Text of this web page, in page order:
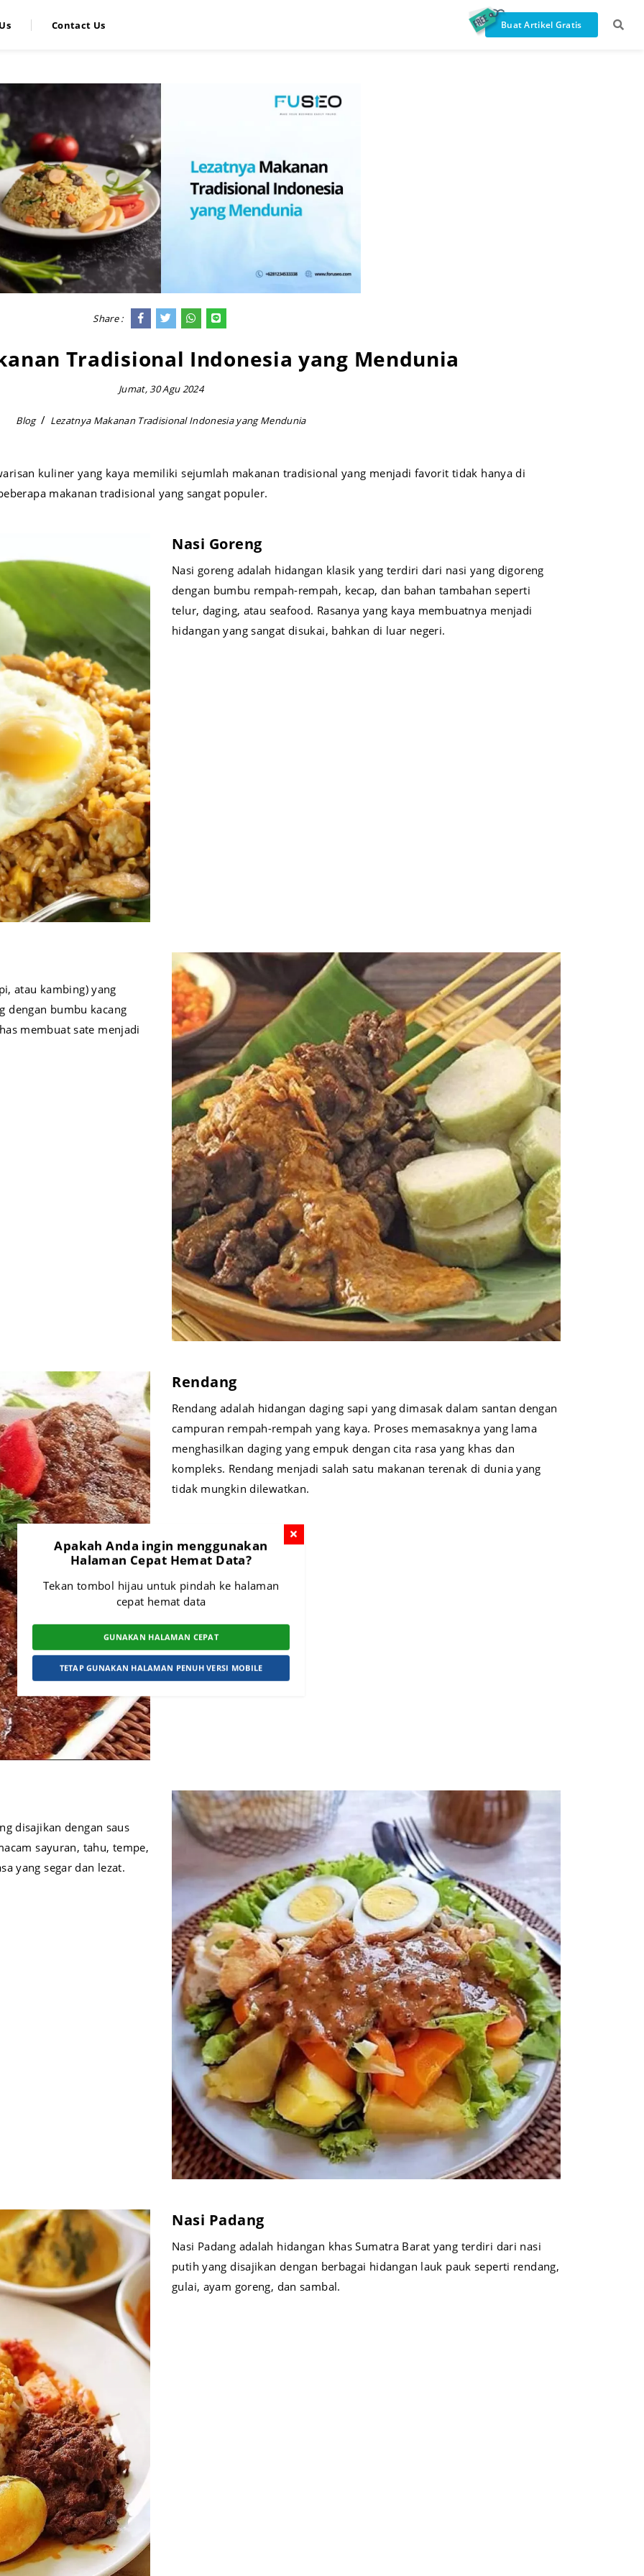
Apakah Anda ingin menggunakan
Halaman Cepat Hemat Data?
Tekan tombol hijau untuk pindah ke halaman
cepat hemat data
GUNAKAN HALAMAN CEPAT
TETAP GUNAKAN HALAMAN PENUH VERSI MOBILE
Contact Us Buat Artikel Gratis
Share :
Tradisional Indonesia yang Mendunia
Jumat, 30 Agu 2024
Blog Lezatnya Makanan Tradisional Indonesia yang Mendunia
kuliner yang kaya memiliki sejumlah makanan tradisional yang menjadi favorit tidak hanya di
makanan tradisional yang sangat populer.
Nasi Goreng
Nasi goreng adalah hidangan klasik yang terdiri dari nasi yang digoreng
dengan bumbu rempah-rempah, kecap, dan bahan tambahan seperti
telur, daging, atau seafood. Rasanya yang kaya membuatnya menjadi
hidangan yang sangat disukai, bahkan di luar negeri.
atau kambing) yang
dengan bumbu kacang
membuat sate menjadi
Rendang
Rendang adalah hidangan daging sapi yang dimasak dalam santan dengan
campuran rempah-rempah yang kaya. Proses memasaknya yang lama
menghasilkan daging yang empuk dengan cita rasa yang khas dan
kompleks. Rendang menjadi salah satu makanan terenak di dunia yang
tidak mungkin dilewatkan.
disajikan dengan saus
sayuran, tahu, tempe,
yang segar dan lezat.
Nasi Padang
Nasi Padang adalah hidangan khas Sumatra Barat yang terdiri dari nasi
putih yang disajikan dengan berbagai hidangan lauk pauk seperti rendang,
gulai, ayam goreng, dan sambal.